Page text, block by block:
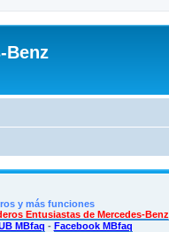
Benz
y más funciones
Entusiastas de Mercedes-Benz
MBfaq - Facebook MBfaq